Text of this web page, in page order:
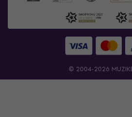
© 2004-2026